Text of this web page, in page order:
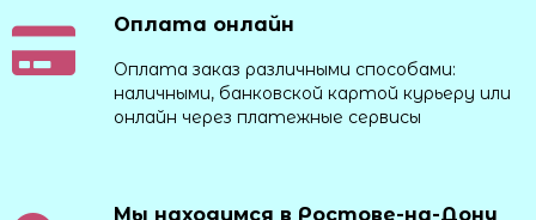
Оплата онлайн
Оплата заказ различными способами:
наличными, банковской картой курьеру или
онлайн через платежные сервисы
Мы находимся в Ростове-на-Дону